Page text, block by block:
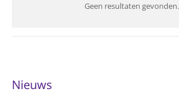
Geen resultaten gevonden.
Nieuws